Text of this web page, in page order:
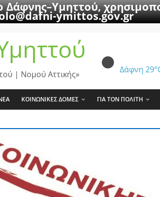
Δάφνης–Υμηττού,
ymittos.gov.gr
Δάφνη
| Νομού Αττικής»
ΚΟΙΝΩΝΙΚΕΣ ΔΟΜΕΣ ΓΙΑ ΤΟΝ ΠΟΛΙΤΗ